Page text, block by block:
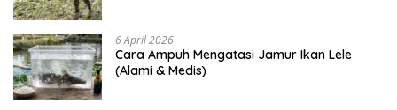
6 April 2026
Cara Ampuh Mengatasi Jamur Ikan Lele
(Alami & Medis)